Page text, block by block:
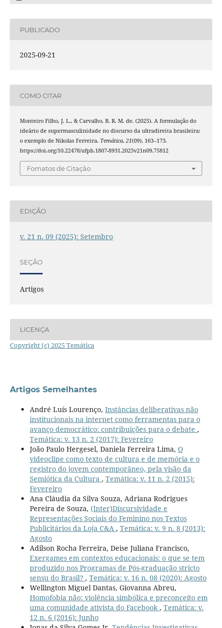
PUBLICADO
2025-09-21
COMO CITAR
Monteiro Filho, J. L., & Carvalho, B. R. M. de. (2025). A formulação do
ideário de supermasculinidade no discurso da ultradireita brasileira:
o exemplo de Nikolas Ferreira. Temática, 21(09), 163–173.
https://doi.org/10.22478/ufpb.1807-8931.2025v21n09.75812
Fomatos de Citação
EDIÇÃO
v. 21 n. 09 (2025): Setembro
SEÇÃO
Artigos
LICENÇA
Copyright (c) 2025 Temática
Artigos Semelhantes
André Luís Lourenço, Instâncias deliberativas não
institucionais na internet como ferramentas para o
avanço democrático: contribuições para o debate ,
Temática: v. 13 n. 2 (2017): Fevereiro
João Paulo Hergesel, Daniela Ferreira Lima, O
videoclipe como texto de cultura e de memória e o
registro do jovem contemporâneo, pela visão da
Semiótica da Cultura , Temática: v. 11 n. 2 (2015):
Fevereiro
Ana Cláudia da Silva Souza, Adriana Rodrigues
Pereira de Souza, (Inter)Discursividade e
Representações Sociais do Feminino nos Textos
Publicitários da Loja C&A , Temática: v. 9 n. 8 (2013):
Agosto
Adilson Rocha Ferreira, Deise Juliana Francisco,
Exergames em contextos educacionais: o que se tem
produzido nos Programas de Pós-graduação stricto
sensu do Brasil? , Temática: v. 16 n. 08 (2020): Agosto
Wellington Miguel Dantas, Giovanna Abreu,
Homofobia não: violência simbólica e preconceito em
uma comunidade ativista do Facebook , Temática: v.
12 n. 6 (2016): Junho